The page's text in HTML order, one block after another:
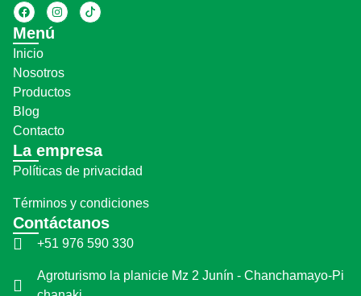
Menú
Inicio
Nosotros
Productos
Blog
Contacto
La empresa
Políticas de privacidad
Términos y condiciones
Contáctanos
+51 976 590 330
Agroturismo la planicie Mz 2 Junín - Chanchamayo-Pi